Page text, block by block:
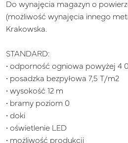
Do wynajęcia magazyn o
(możliwość wynajęcia innego
Krakowska.
STANDARD:
• odporność ogniowa powyżej 4
• posadzka bezpyłowa 7,5 T/m2
• wysokość 12 m
• bramy poziom 0
• doki
• oświetlenie LED
• możliwość produkcji